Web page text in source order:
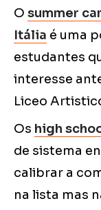
O summer
Itália é uma
estudantes
interesse
Liceo
Os high
de sistema
calibrar a
na lista mas